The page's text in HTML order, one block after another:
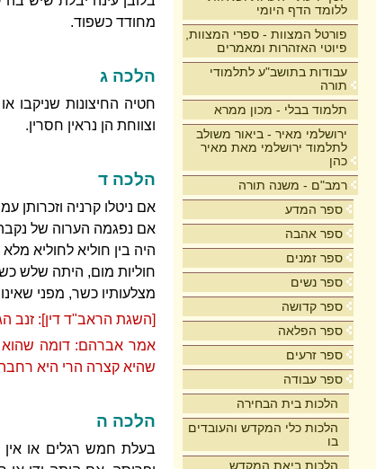
ללומד הדף היומי
פורטל המצוות - ספרי המצוות,
פיוטי האזהרות ומאמרים
עבודות בתושב"ע לתלמודי
תורה
תלמוד בבלי - מכון ממרא
ירושלמי מאיר - ביאור משולב
לתלמוד ירושלמי מאת מאיר
כהן
רמב"ם - משנה תורה
ספר המדע
ספר אהבה
ספר זמנים
ספר נשים
ספר קדושה
ספר הפלאה
ספר זרעים
ספר עבודה
הלכות בית הבחירה
הלכות כלי המקדש והעובדים
בו
הלכות ביאת המקדש
מחודד כשפוד.
הלכה ג
חטיה החיצונות
וצווחת הן נראין חסרין.
הלכה ד
אם ניטלו קרניה
אם נפגמה הערוה של
היה בין חוליא לחוליא
חוליות מום, היתה שלש
מצלעותיו כשר, מפני שאינו
[השגת הראב"ד דין]: זנב
אמר אברהם: דומה שהוא
שהיא קצרה הרי היא
הלכה ה
בעלת חמש רגלים או